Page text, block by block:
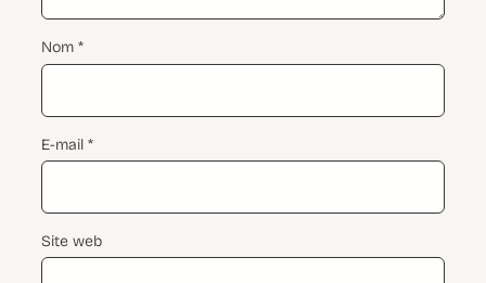
Nom *
E-mail *
Site web